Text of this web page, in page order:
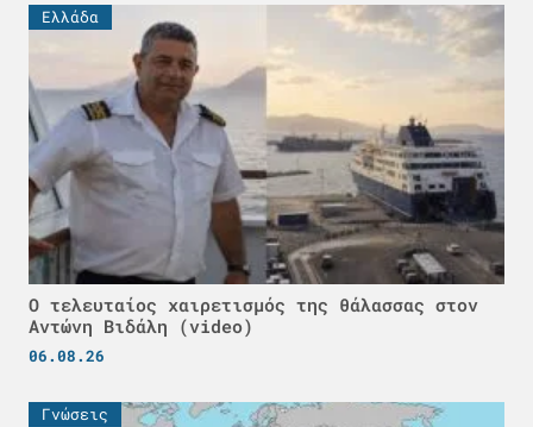
Ελλάδα
Ο τελευταίος χαιρετισμός της θάλασσας στον
Αντώνη Βιδάλη (video)
06.08.26
Γνώσεις